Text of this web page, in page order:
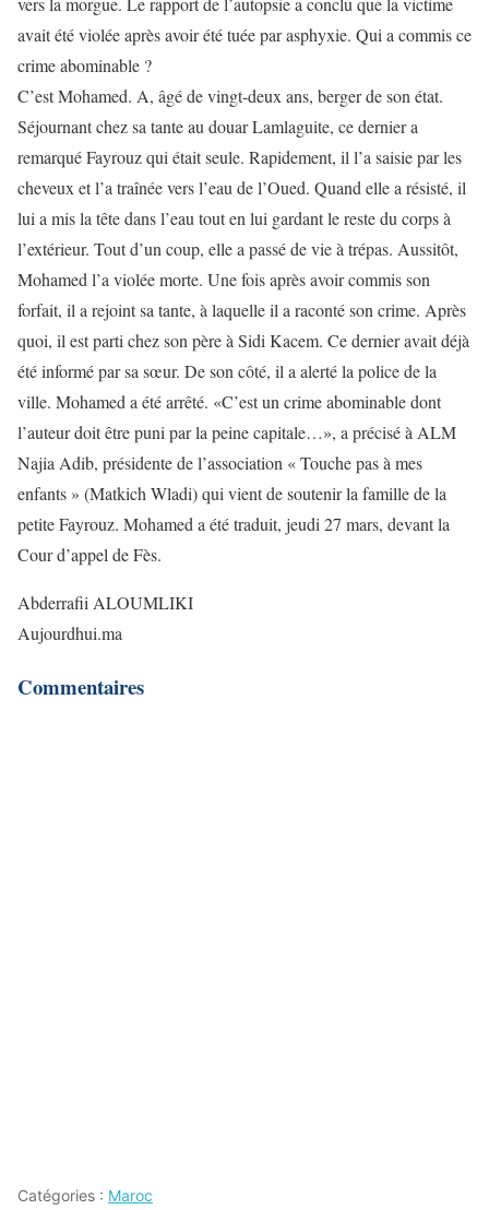
avait été violée après avoir été tuée par asphyxie. Qui a commis ce
crime abominable ?
C’est Mohamed. A, âgé de vingt-deux ans, berger de son état.
Séjournant chez sa tante au douar Lamlaguite, ce dernier a
remarqué Fayrouz qui était seule. Rapidement, il l’a saisie par les
cheveux et l’a traînée vers l’eau de l’Oued. Quand elle a résisté, il
lui a mis la tête dans l’eau tout en lui gardant le reste du corps à
l’extérieur. Tout d’un coup, elle a passé de vie à trépas. Aussitôt,
Mohamed l’a violée morte. Une fois après avoir commis son
forfait, il a rejoint sa tante, à laquelle il a raconté son crime. Après
quoi, il est parti chez son père à Sidi Kacem. Ce dernier avait déjà
été informé par sa sœur. De son côté, il a alerté la police de la
ville. Mohamed a été arrêté. «C’est un crime abominable dont
l’auteur doit être puni par la peine capitale…», a précisé à ALM
Najia Adib, présidente de l’association « Touche pas à mes
enfants » (Matkich Wladi) qui vient de soutenir la famille de la
petite Fayrouz. Mohamed a été traduit, jeudi 27 mars, devant la
Cour d’appel de Fès.
Abderrafii ALOUMLIKI
Aujourdhui.ma
Commentaires
Catégories : Maroc